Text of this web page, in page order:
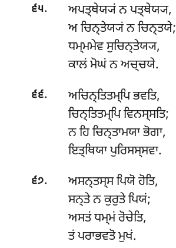
੬੫.
ਅਪਤ੍ਥੇਯ੍ਯਂ ਨ ਪਤ੍ਥੇਯ੍ਯ,
ਅ ਚਿਨ੍ਤੇਯ੍ਯਂ ਨ ਚਿਨ੍ਤਯੇ;
ਧਮ੍ਮਮੇਵ ਸੁਚਿਨ੍ਤੇਯ੍ਯ,
ਕਾਲਂ ਮੋਘਂ ਨ ਅਚ੍ਚਯੇ.
੬੬.
ਅਚਿਨ੍ਤਿਤਮ੍ਪਿ ਭਵਤਿ,
ਚਿਨ੍ਤਿਤਮ੍ਪਿ ਵਿਨਸ੍ਸਤਿ;
ਨ ਹਿ ਚਿਨ੍ਤਾਮਯਾ ਭੋਗਾ,
ਇਤ੍ਥਿਯਾ ਪੁਰਿਸਸ੍ਸਵਾ.
੬੭.
ਅਸਨ੍ਤਸ੍ਸ ਪਿਯੋ ਹੋਤਿ,
ਸਨ੍ਤੇ ਨ ਕੁਰੁਤੇ ਪਿਯਂ;
ਅਸਤਂਧਮ੍ਮਂ ਰੋਚੇਤਿ,
ਤਂ ਪਰਾਭਵਤੋ ਮੁਖਂ.